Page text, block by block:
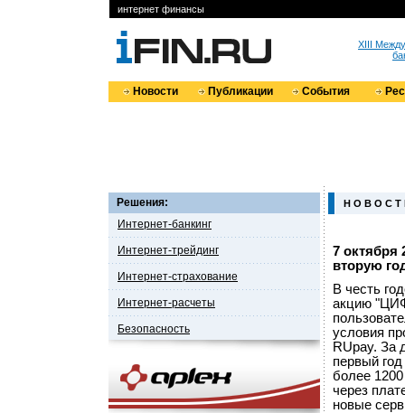
интернет финансы
XIII
Новости Публикации События
Решения:
Интернет-банкинг
Интернет-трейдинг
Интернет-страхование
Интернет-расчеты
Безопасность
Н О В О С Т
7 октября
вторую
В честь
акцию
условия
RUpay. За
первый
более
через
новые